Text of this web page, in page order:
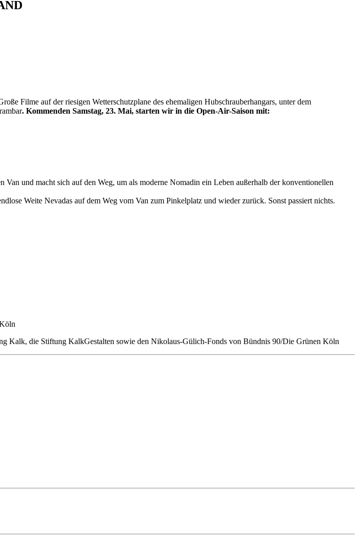
Filme auf der riesigen Wetterschutzplane des ehemaligen Hubschrauberhangars, unter dem
. Kommenden Samstag, 23. Mai, starten wir in die Open-Air-Saison mit:
und macht sich auf den Weg, um als moderne Nomadin ein Leben außerhalb der konventionellen
Weite Nevadas auf dem Weg vom Van zum Pinkelplatz und wieder zurück. Sonst passiert nichts.
Kalk, die Stiftung KalkGestalten sowie den Nikolaus-Gülich-Fonds von Bündnis 90/Die Grünen Köln